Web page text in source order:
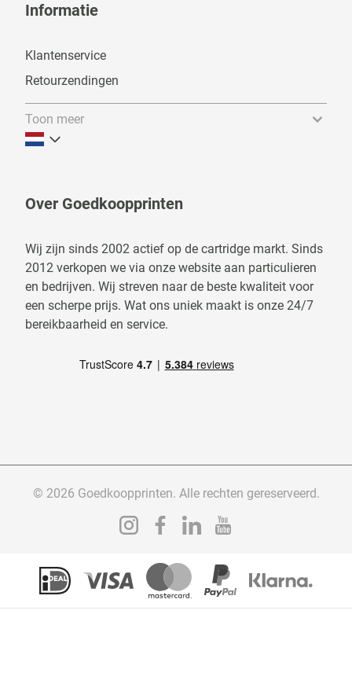
Informatie
Klantenservice
Retourzendingen
Toon meer
Over Goedkoopprinten
Wij zijn sinds 2002 actief op de cartridge markt. Sinds
2012 verkopen we via onze website aan particulieren
en bedrijven. Wij streven naar de beste kwaliteit voor
een scherpe prijs. Wat ons uniek maakt is onze 24/7
bereikbaarheid en service.
© 2026 Goedkoopprinten. Alle rechten gereserveerd.